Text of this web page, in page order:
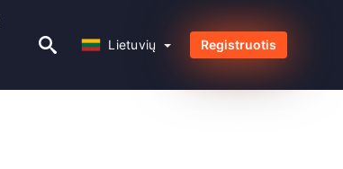
Lietuvių
Lietuvių Registruotis